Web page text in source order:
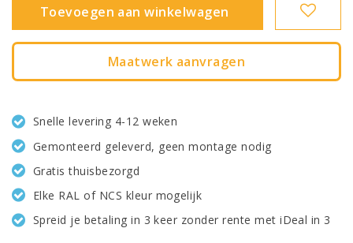
Toevoegen aan winkelwagen
Maatwerk aanvragen
Snelle levering 4-12 weken
Gemonteerd geleverd, geen montage nodig
Gratis thuisbezorgd
Elke RAL of NCS kleur mogelijk
Spreid je betaling in 3 keer zonder rente met iDeal in 3